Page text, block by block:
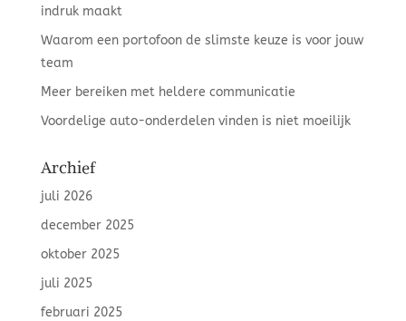
indruk maakt
Waarom een portofoon de slimste keuze is voor jouw
team
Meer bereiken met heldere communicatie
Voordelige auto-onderdelen vinden is niet moeilijk
Archief
juli 2026
december 2025
oktober 2025
juli 2025
februari 2025